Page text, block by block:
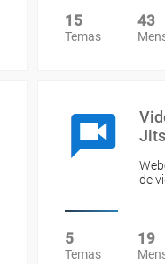
15
Temas
43
de
5
Temas
19